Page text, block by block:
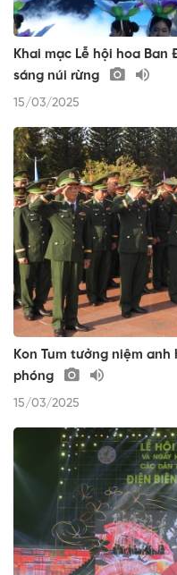
Khai mạc Lễ hội hoa Ban
sáng núi rừng
15/03/2025
Kon Tum tưởng niệm
phóng
15/03/2025